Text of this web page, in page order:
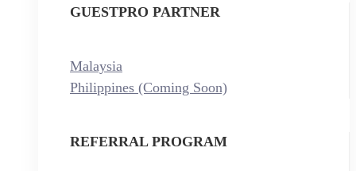
GUESTPRO PARTNER
Malaysia
Philippines (Coming Soon)
REFERRAL PROGRAM